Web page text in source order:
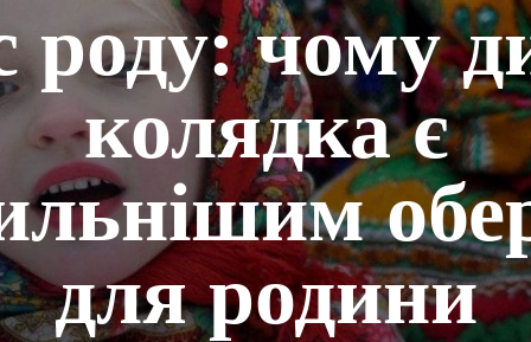
роду: чому
колядка є
для родини